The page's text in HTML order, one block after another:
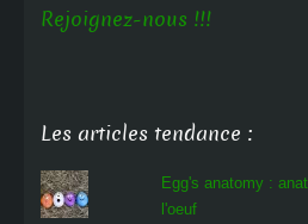
Rejoignez-nous !!!
Les articles tendance :
Egg's anatomy :
l'oeuf